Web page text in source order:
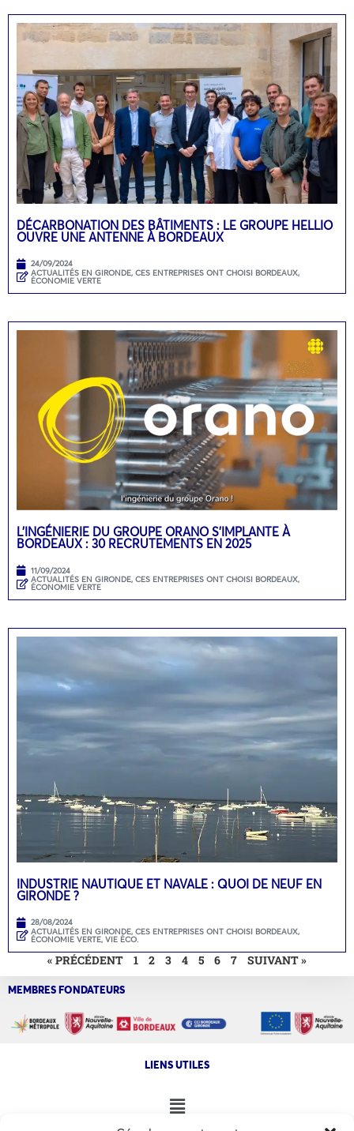
DÉCARBONATION DES BÂTIMENTS : LE GROUPE HELLIO
OUVRE UNE ANTENNE À BORDEAUX
24/09/2024
ACTUALITÉS EN GIRONDE, CES ENTREPRISES ONT CHOISI BORDEAUX,
ÉCONOMIE VERTE
L’INGÉNIERIE DU GROUPE ORANO S’IMPLANTE À
BORDEAUX : 30 RECRUTEMENTS EN 2025
11/09/2024
ACTUALITÉS EN GIRONDE, CES ENTREPRISES ONT CHOISI BORDEAUX,
ÉCONOMIE VERTE
INDUSTRIE NAUTIQUE ET NAVALE : QUOI DE NEUF EN
GIRONDE ?
28/08/2024
ACTUALITÉS EN GIRONDE, CES ENTREPRISES ONT CHOISI BORDEAUX,
ÉCONOMIE VERTE, VIE ÉCO.
« PRÉCÉDENT 1 2 3 4 5 6 7 SUIVANT »
MEMBRES FONDATEURS
LIENS UTILES